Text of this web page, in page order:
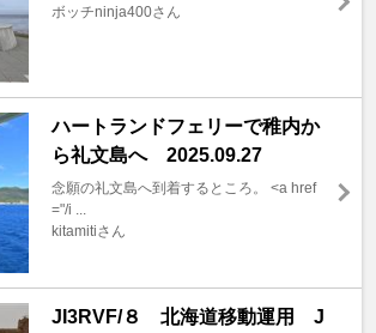
ボッチninja400さん
ハートランドフェリーで稚内か
ら礼文島へ 2025.09.27
念願の礼文島へ到着するところ。 <a href
="/i ...
kitamitiさん
JI3RVF/８ 北海道移動運用 J